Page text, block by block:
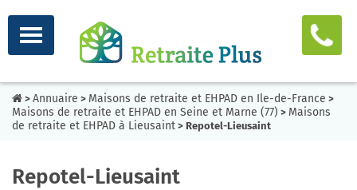
> Annuaire > Maisons de retraite et EHPAD en Ile-de-France >
Maisons de retraite et EHPAD en Seine et Marne (77) > Maisons
de retraite et EHPAD à Lieusaint > Repotel-Lieusaint
Repotel-Lieusaint